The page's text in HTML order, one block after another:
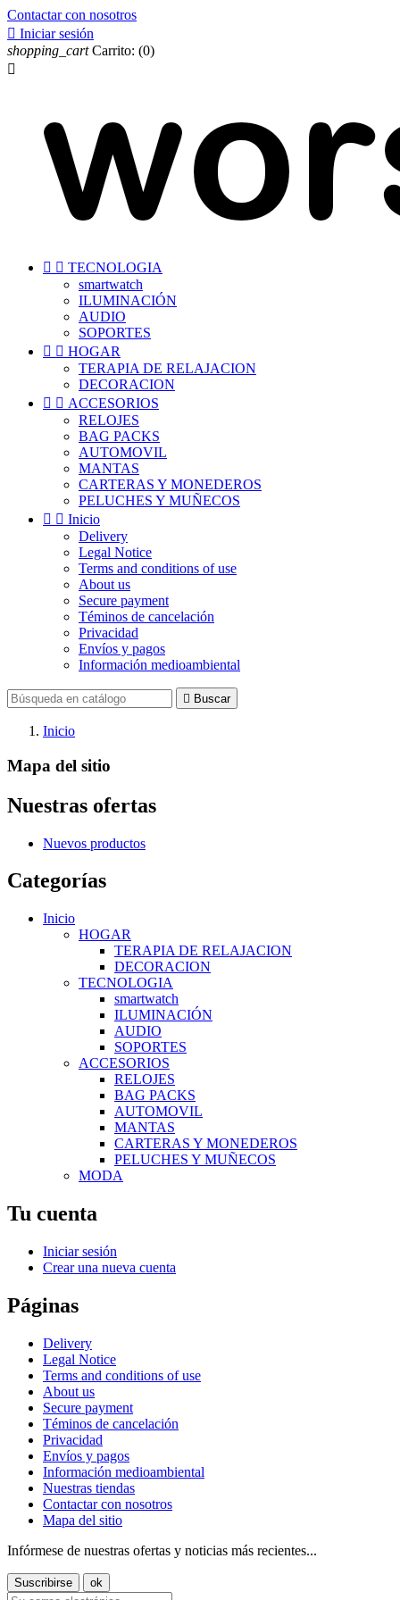
Contactar con nosotros
 Iniciar sesión
shopping_cart Carrito: (0)

  TECNOLOGIA
smartwatch
ILUMINACIÓN
AUDIO
SOPORTES
  HOGAR
TERAPIA DE RELAJACION
DECORACION
  ACCESORIOS
RELOJES
BAG PACKS
AUTOMOVIL
MANTAS
CARTERAS Y MONEDEROS
PELUCHES Y MUÑECOS
  Inicio
Delivery
Legal Notice
Terms and conditions of use
About us
Secure payment
Téminos de cancelación
Privacidad
Envíos y pagos
Información medioambiental
 Buscar
Inicio
Mapa del sitio
Nuestras ofertas
Nuevos productos
Categorías
Inicio
HOGAR
TERAPIA DE RELAJACION
DECORACION
TECNOLOGIA
smartwatch
ILUMINACIÓN
AUDIO
SOPORTES
ACCESORIOS
RELOJES
BAG PACKS
AUTOMOVIL
MANTAS
CARTERAS Y MONEDEROS
PELUCHES Y MUÑECOS
MODA
Tu cuenta
Iniciar sesión
Crear una nueva cuenta
Páginas
Delivery
Legal Notice
Terms and conditions of use
About us
Secure payment
Téminos de cancelación
Privacidad
Envíos y pagos
Información medioambiental
Nuestras tiendas
Contactar con nosotros
Mapa del sitio
Infórmese de nuestras ofertas y noticias más recientes...